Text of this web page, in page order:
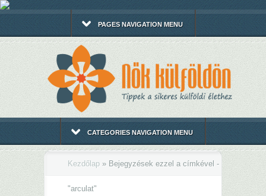
PAGES NAVIGATION MENU
CATEGORIES NAVIGATION MENU
Kezdőlap » Bejegyzések ezzel a címkével -
"arculat"